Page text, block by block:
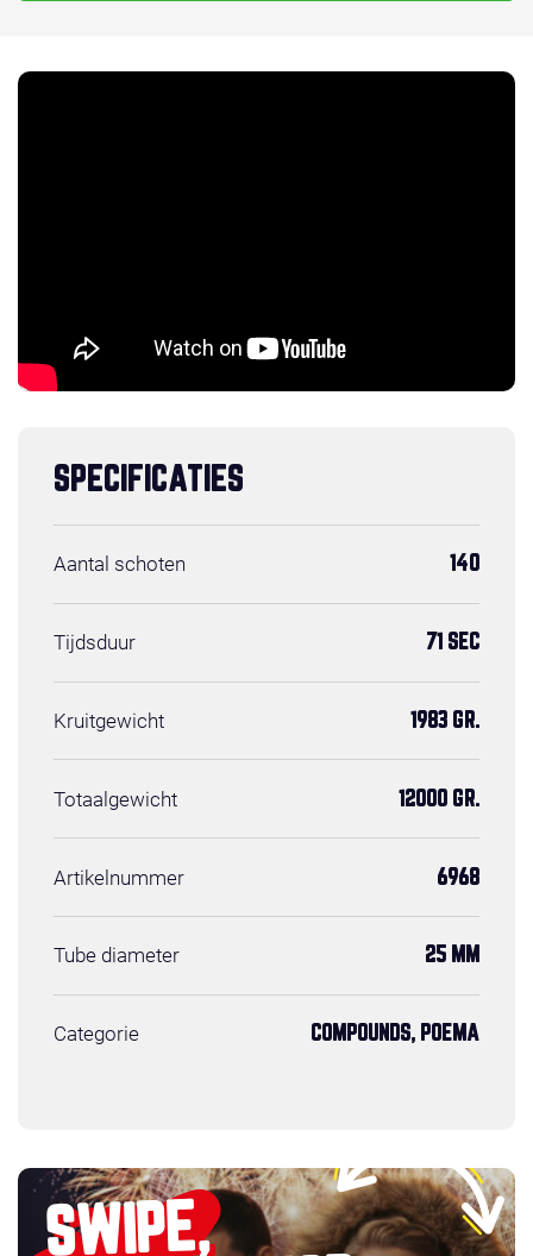
SPECIFICATIES
Aantal schoten 140
Tijdsduur 71 SEC
Kruitgewicht 1983 GR.
Totaalgewicht 12000 GR.
Artikelnummer 6968
Tube diameter 25 MM
Categorie COMPOUNDS, POEMA
SWIPE,